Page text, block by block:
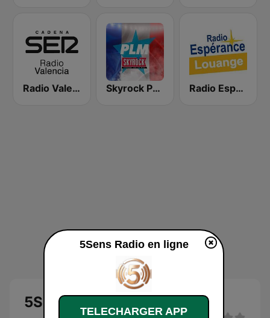
Radio Valencia SER Skyrock PLM Radio Esperance Louange
5Sens Radio
5Sens Radio en ligne
TELECHARGER APP